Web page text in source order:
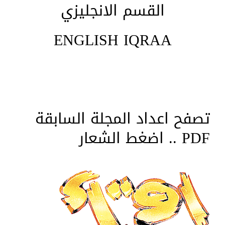
القسم الانجليزي
ENGLISH IQRAA
تصفح اعداد المجلة السابقة
PDF .. اضغط الشعار